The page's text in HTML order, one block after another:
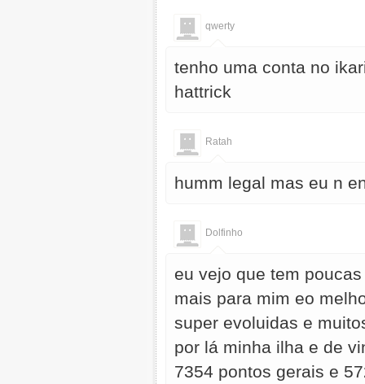
qwerty
tenho uma conta no
hattrick
Ratah
humm legal mas eu n
Dolfinho
eu vejo que tem
mais para mim eo
super evoluidas e
por lá minha ilha e de
7354 pontos gerais e